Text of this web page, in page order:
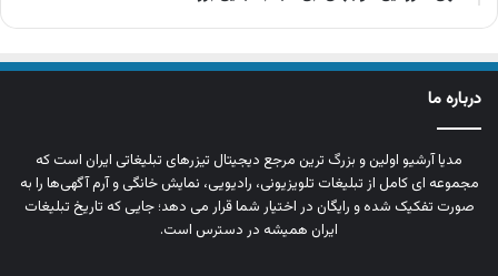
درباره ما
مدیا آرشیو اولین و بزرگ‌ ترین مرجع دیجیتال تیزرهای تبلیغاتی ایران است که
مجموعه‌ ای کامل از تبلیغات تلویزیونی، رادیویی، نمایش خانگی و آرم‌ آگهی‌ها را به‌
صورت تفکیک‌ شده و رایگان در اختیار شما قرار می‌ دهد؛ جایی که تاریخ تبلیغات
ایران همیشه در دسترس است.